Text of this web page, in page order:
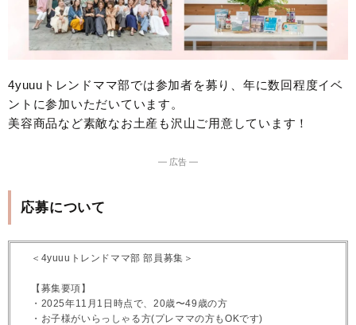
4yuuuトレンドママ部では参加者を募り、年に数回程度イベ
ントに参加いただいています。
美容商品など素敵なお土産も沢山ご用意しています！
― 広告 ―
応募について
＜4yuuuトレンドママ部 部員募集＞
【募集要項】
・2025年11月1日時点で、20歳〜49歳の方
・お子様がいらっしゃる方(プレママの方もOKです)